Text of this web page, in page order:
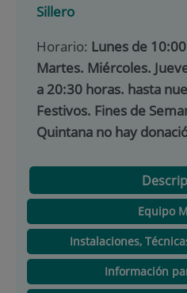
Sillero
Horario: Lunes de
Martes. Miércoles.
a 20:30 horas. hasta
Festivos. Fines de
Quintana no hay
Equipo
Instalaciones,
Información